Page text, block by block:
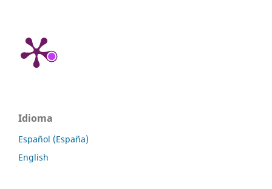
Idioma
Español (España)
English